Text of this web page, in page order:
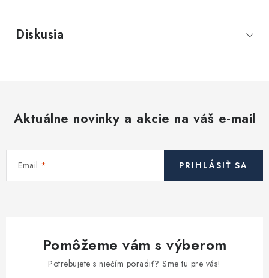
Diskusia
Aktuálne novinky a akcie na váš e-mail
Email PRIHLÁSIŤ SA
Pomôžeme vám s výberom
Potrebujete s niečím poradiť? Sme tu pre vás!